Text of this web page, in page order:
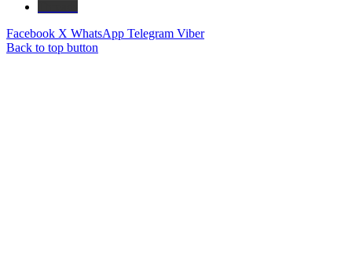
Facebook X WhatsApp Telegram Viber
Back to top button